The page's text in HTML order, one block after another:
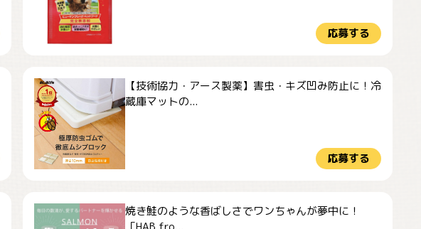
応募する
【技術協力・アース製薬】害虫・キズ凹み防止に！冷
蔵庫マットの...
応募する
焼き鮭のような香ばしさでワンちゃんが夢中に！